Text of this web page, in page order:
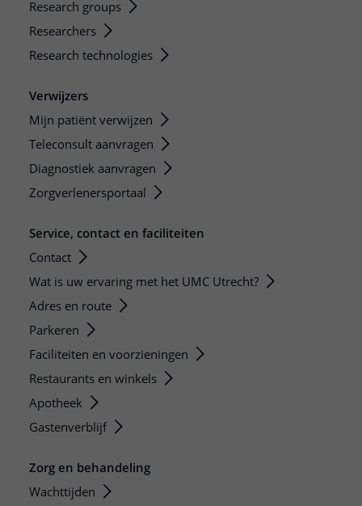
Research groups
Researchers
Research technologies
Verwijzers
Mijn patiënt verwijzen
Teleconsult aanvragen
Diagnostiek aanvragen
Zorgverlenersportaal
Service, contact en faciliteiten
Contact
Wat is uw ervaring met het UMC Utrecht?
Adres en route
Parkeren
Faciliteiten en voorzieningen
Restaurants en winkels
Apotheek
Gastenverblijf
Zorg en behandeling
Wachttijden